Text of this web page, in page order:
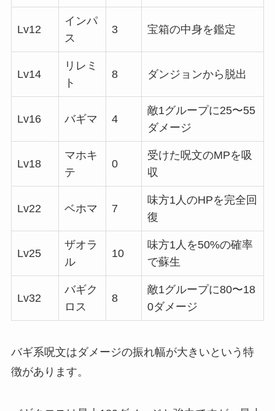
Lv12
インパ
ス
3 宝箱の中身を鑑定
Lv14
リレミ
ト
8 ダンジョンから脱出
Lv16 バギマ 4
敵1グループに25〜55
ダメージ
Lv18
マホキ
テ
0
受けた呪文のMPを吸
収
Lv22 ベホマ 7
味方1人のHPを完全回
復
Lv25
ザオラ
ル
10
味方1人を50%の確率
で蘇生
Lv32
バギク
ロス
8
敵1グループに80〜18
0ダメージ
バギ系呪文はダメージの振れ幅が大きいという特
徴があります。